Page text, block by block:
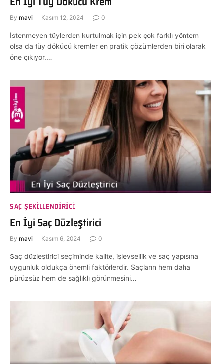
By mavi Kasım 12, 2024 0
İstenmeyen tüylerden kurtulmak için pek çok farklı yöntem
olsa da tüy dökücü kremler en pratik çözümlerden biri olarak
öne çıkıyor.…
SAÇ ŞEKILLENDIRICI
En İyi Saç Düzleştirici
By mavi Kasım 6, 2024 0
Saç düzleştirici seçiminde kalite, işlevsellik ve saç yapısına
uygunluk oldukça önemli faktörlerdir. Saçların hem daha
pürüzsüz hem de sağlıklı görünmesini…